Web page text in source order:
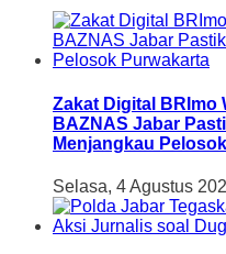
Zakat Digital BRImo
BAZNAS Jabar
Menjangkau
Selasa, 4 Agustus